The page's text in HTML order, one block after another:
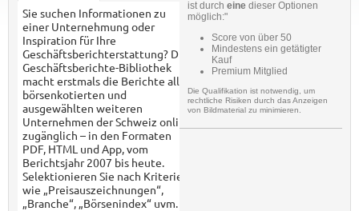
Sie suchen Informationen zu
einer Unternehmung oder
Inspiration für Ihre
Geschäftsberichterstattung? Die
Geschäftsberichte-Bibliothek
macht erstmals die Berichte aller
börsenkotierten und
ausgewählten weiteren
Unternehmen der Schweiz online
zugänglich – in den Formaten
PDF, HTML und App, vom
Berichtsjahr 2007 bis heute.
Selektionieren Sie nach Kriterien
wie „Preisauszeichnungen“,
„Branche“, „Börsenindex“ uvm.
ist durch eine dieser Optionen
möglich:"
Score von über 50
Mindestens ein getätigter
Kauf
Premium Mitglied
Die Qualifikation ist notwendig, um
rechtliche Risiken durch das Anzeigen
von Bildmaterial zu minimieren.